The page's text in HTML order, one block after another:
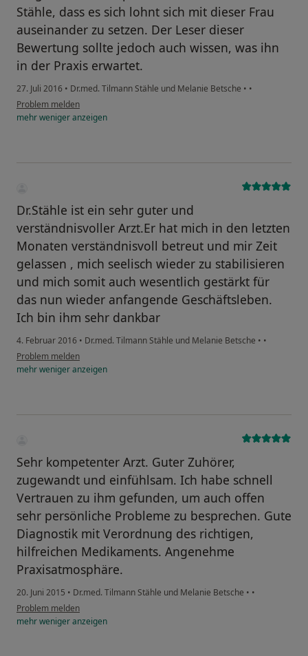
Stähle, dass es sich lohnt sich mit dieser Frau
auseinander zu setzen. Der Leser dieser
Bewertung sollte jedoch auch wissen, was ihn
in der Praxis erwartet.
27. Juli 2016 • Dr.med. Tilmann Stähle und Melanie Betsche • •
Problem melden
mehrwenigeranzeigen
Dr.Stähle ist ein sehr guter und
verständnisvoller Arzt.Er hat mich in den letzten
Monaten verständnisvoll betreut und mir Zeit
gelassen , mich seelisch wieder zu stabilisieren
und mich somit auch wesentlich gestärkt für
das nun wieder anfangende Geschäftsleben.
Ich bin ihm sehr dankbar
4. Februar 2016 • Dr.med. Tilmann Stähle und Melanie Betsche • •
Problem melden
mehrwenigeranzeigen
Sehr kompetenter Arzt. Guter Zuhörer,
zugewandt und einfühlsam. Ich habe schnell
Vertrauen zu ihm gefunden, um auch offen
sehr persönliche Probleme zu besprechen. Gute
Diagnostik mit Verordnung des richtigen,
hilfreichen Medikaments. Angenehme
Praxisatmosphäre.
20. Juni 2015 • Dr.med. Tilmann Stähle und Melanie Betsche • •
Problem melden
mehrwenigeranzeigen